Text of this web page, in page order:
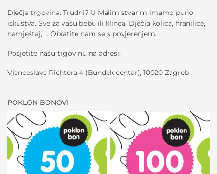
Dječja trgovina. Trudni? U Malim stvarim imamo puno
iskustva. Sve za vašu bebu ili klinca. Dječja kolica, hranilice,
namještaj, … Obratite nam se s povjerenjem.
Posjetite našu trgovinu na adresi:
Vjenceslava Richtera 4 (Bundek centar), 10020 Zagreb
POKLON BONOVI